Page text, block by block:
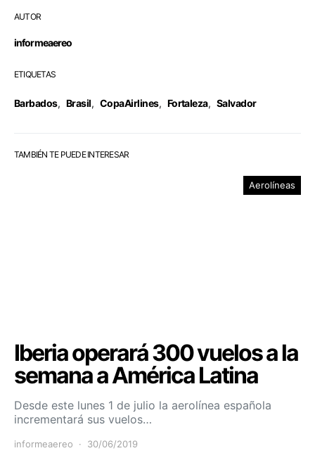
AUTOR
informeaereo
ETIQUETAS
Barbados, Brasil, CopaAirlines, Fortaleza, Salvador
TAMBIÉN TE PUEDE INTERESAR
Aerolíneas
Iberia operará 300 vuelos a la
semana a América Latina
Desde este lunes 1 de julio la aerolínea española
incrementará sus vuelos…
informeaereo 30/06/2019